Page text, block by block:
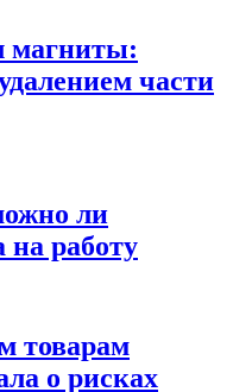
магниты:
части
ли
на работу
товарам
о рисках